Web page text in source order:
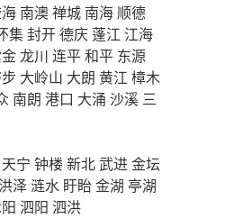
南澳禅城 南海 顺德
集封开德庆 蓬江 江海
龙川 连平和平 东源
大岭山 大朗 黄江 樟木
南朗 港口 大涌 沙溪 三
天宁 钟楼 新北武进金坛
洪泽 涟水 盱眙金湖 亭湖
泗阳 泗洪